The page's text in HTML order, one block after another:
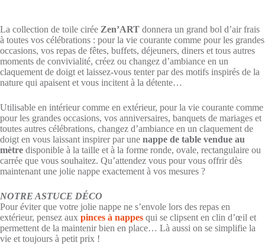
La collection de toile cirée Zen’ART donnera un grand bol d’air frais
à toutes vos célébrations : pour la vie courante comme pour les grandes
occasions, vos repas de fêtes, buffets, déjeuners, diners et tous autres
moments de convivialité, créez ou changez d’ambiance en un
claquement de doigt et laissez-vous tenter par des motifs inspirés de la
nature qui apaisent et vous incitent à la détente…
Utilisable en intérieur comme en extérieur, pour la vie courante comme
pour les grandes occasions, vos anniversaires, banquets de mariages et
toutes autres célébrations, changez d’ambiance en un claquement de
doigt en vous laissant inspirer par une nappe de table vendue au
mètre disponible à la taille et à la forme ronde, ovale, rectangulaire ou
carrée que vous souhaitez. Qu’attendez vous pour vous offrir dès
maintenant une jolie nappe exactement à vos mesures ?
NOTRE ASTUCE DÉCO
Pour éviter que votre jolie nappe ne s’envole lors des repas en
extérieur, pensez aux pinces à nappes qui se clipsent en clin d’œil et
permettent de la maintenir bien en place… Là aussi on se simplifie la
vie et toujours à petit prix !